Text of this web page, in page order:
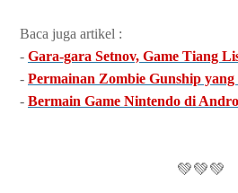
Baca juga artikel :
- Gara-gara Setnov, Game Tiang
- Permainan Zombie Gunship
- Bermain Game Nintendo di
💚💚💚